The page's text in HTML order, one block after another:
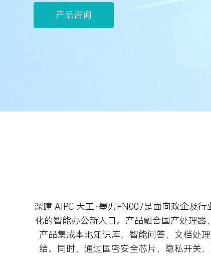
产品咨询
深瞳 AIPC 天工·墨刃FN007是面向政企及
化的智能办公新入口。产品融合国产处理器
产品集成本地知识库、智能问答、文档处
结。同时，通过国密安全芯片、隐私开关